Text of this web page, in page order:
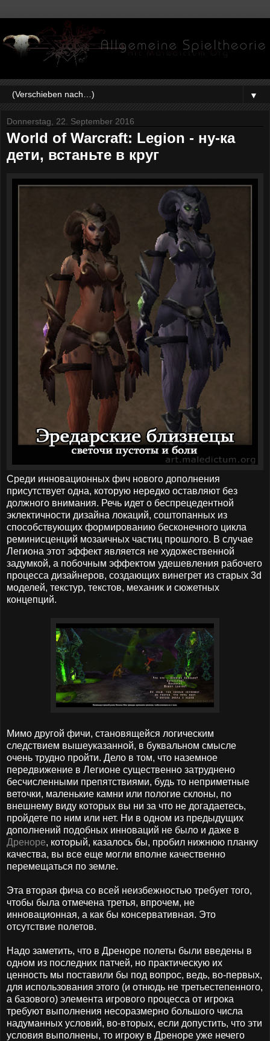
▼
Donnerstag, 22. September 2016
World of Warcraft: Legion - ну-ка
дети, встаньте в круг
Среди инновационных фич нового дополнения
присутствует одна, которую нередко оставляют без
должного внимания. Речь идет о беспрецедентной
эклектичности дизайна локаций, соштопанных из
способствующих формированию бесконечного цикла
реминисценций мозаичных частиц прошлого. В случае
Легиона этот эффект является не художественной
задумкой, а побочным эффектом удешевления рабочего
процесса дизайнеров, создающих винегрет из старых 3d
моделей, текстур, текстов, механик и сюжетных
концепций.
Мимо другой фичи, становящейся логическим
следствием вышеуказанной, в буквальном смысле
очень трудно пройти. Дело в том, что наземное
передвижение в Легионе существенно затруднено
бесчисленными препятствиями, будь то неприметные
веточки, маленькие камни или пологие склоны, по
внешнему виду которых вы ни за что не догадаетесь,
пройдете по ним или нет. Ни в одном из предыдущих
дополнений подобных инноваций не было и даже в
Дреноре, который, казалось бы, пробил нижнюю планку
качества, вы все еще могли вполне качественно
перемещаться по земле.
Эта вторая фича со всей неизбежностью требует того,
чтобы была отмечена третья, впрочем, не
инновационная, а как бы консервативная. Это
отсутствие полетов.
Надо заметить, что в Дреноре полеты были введены в
одном из последних патчей, но практическую их
ценность мы поставили бы под вопрос, ведь, во-первых,
для использования этого (и отнюдь не третьестепенного,
а базового) элемента игрового процесса от игрока
требуют выполнения несоразмерно большого числа
надуманных условий, во-вторых, если допустить, что эти
условия выполнены, то игроку в Дреноре уже нечего